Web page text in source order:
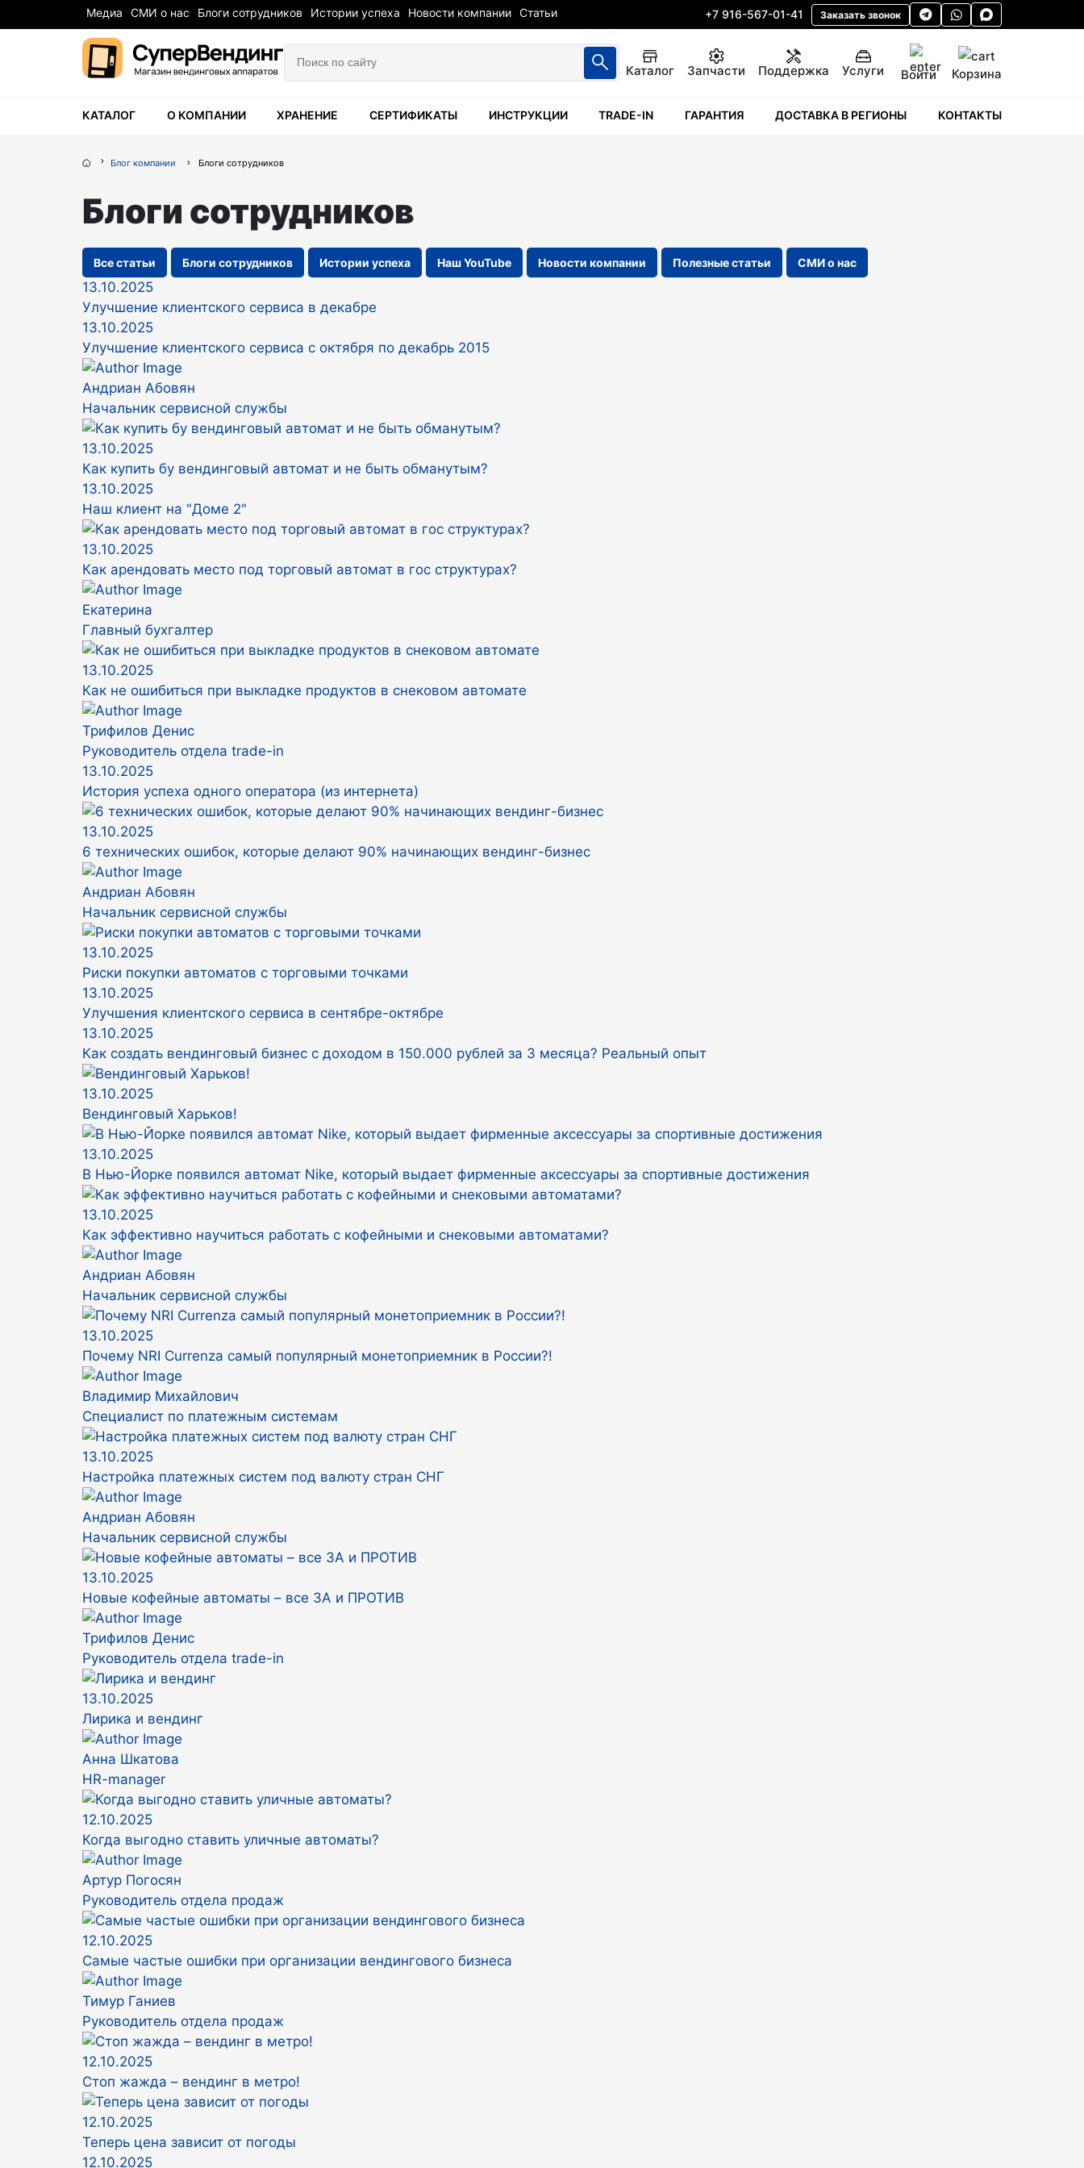
Медиа СМИ о нас Блоги сотрудников Истории успеха Новости компании Статьи +7 916-567-01-41 Заказать звонок
Каталог Запчасти Поддержка Услуги Войти Корзина
КАТАЛОГ О КОМПАНИИ ХРАНЕНИЕ СЕРТИФИКАТЫ ИНСТРУКЦИИ TRADE-IN ГАРАНТИЯ ДОСТАВКА В РЕГИОНЫ КОНТАКТЫ
Блог компании Блоги сотрудников
Блоги сотрудников
Все статьи Блоги сотрудников Истории успеха Наш YouTube Новости компании Полезные статьи СМИ о нас
13.10.2025
Улучшение клиентского сервиса в декабре
13.10.2025
Улучшение клиентского сервиса с октября по декабрь 2015
Андриан Абовян
Начальник сервисной службы
13.10.2025
Как купить бу вендинговый автомат и не быть обманутым?
13.10.2025
Наш клиент на "Доме 2"
13.10.2025
Как арендовать место под торговый автомат в гос структурах?
Екатерина
Главный бухгалтер
13.10.2025
Как не ошибиться при выкладке продуктов в снековом автомате
Трифилов Денис
Руководитель отдела trade-in
13.10.2025
История успеха одного оператора (из интернета)
13.10.2025
6 технических ошибок, которые делают 90% начинающих вендинг-бизнес
Андриан Абовян
Начальник сервисной службы
13.10.2025
Риски покупки автоматов с торговыми точками
13.10.2025
Улучшения клиентского сервиса в сентябре-октябре
13.10.2025
Как создать вендинговый бизнес с доходом в 150.000 рублей за 3 месяца? Реальный опыт
13.10.2025
Вендинговый Харьков!
13.10.2025
В Нью-Йорке появился автомат Nike, который выдает фирменные аксессуары за спортивные достижения
13.10.2025
Как эффективно научиться работать с кофейными и снековыми автоматами?
Андриан Абовян
Начальник сервисной службы
13.10.2025
Почему NRI Currenza самый популярный монетоприемник в России?!
Владимир Михайлович
Специалист по платежным системам
13.10.2025
Настройка платежных систем под валюту стран СНГ
Андриан Абовян
Начальник сервисной службы
13.10.2025
Новые кофейные автоматы – все ЗА и ПРОТИВ
Трифилов Денис
Руководитель отдела trade-in
13.10.2025
Лирика и вендинг
Анна Шкатова
HR-manager
12.10.2025
Когда выгодно ставить уличные автоматы?
Артур Погосян
Руководитель отдела продаж
12.10.2025
Самые частые ошибки при организации вендингового бизнеса
Тимур Ганиев
Руководитель отдела продаж
12.10.2025
Стоп жажда – вендинг в метро!
12.10.2025
Теперь цена зависит от погоды
12.10.2025